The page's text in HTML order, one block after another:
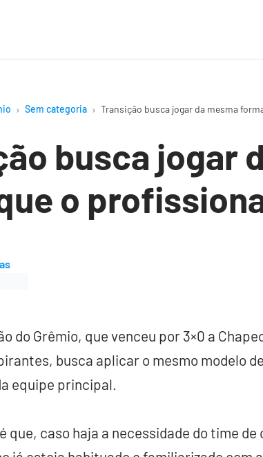
Sem categoria Transição busca jogar da mesma
busca jogar
o
do Grêmio, que venceu por 3×0 a
busca aplicar o mesmo modelo
equipe principal.
que, caso haja a necessidade do time